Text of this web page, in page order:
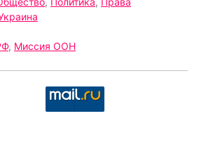
, Миссия ООН